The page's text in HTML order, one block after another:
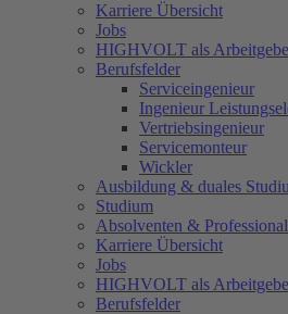
Karriere Übersicht
Jobs
HIGHVOLT als
Berufsfelder
Serviceingenieur
Ingenieur
Vertriebsingenieur
Servicemonteur
Wickler
Ausbildung & duales
Studium
Absolventen &
Karriere Übersicht
Jobs
HIGHVOLT als
Berufsfelder